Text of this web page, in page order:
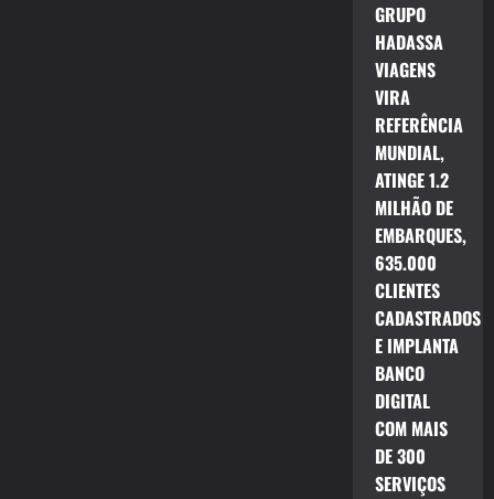
GRUPO
HADASSA
VIAGENS
VIRA
REFERÊNCIA
MUNDIAL,
ATINGE 1.2
MILHÃO DE
EMBARQUES,
635.000
CLIENTES
CADASTRADOS
E IMPLANTA
BANCO
DIGITAL
COM MAIS
DE 300
SERVIÇOS